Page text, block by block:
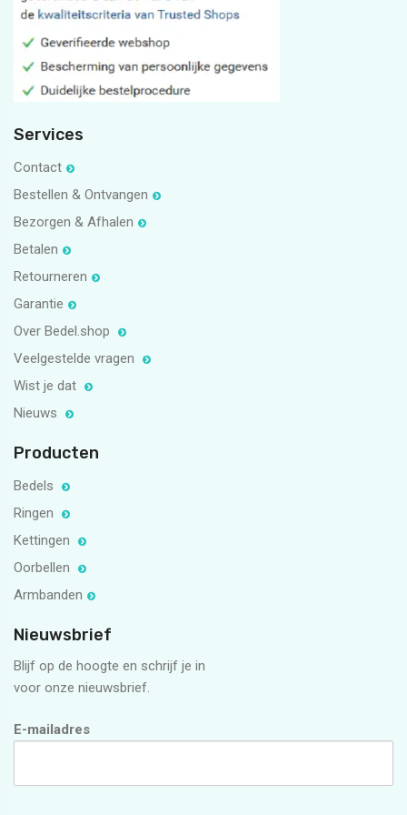
5
Services
Contact
Bestellen & Ontvangen
Bezorgen & Afhalen
Betalen
Retourneren
Garantie
Over Bedel.shop
Veelgestelde vragen
Wist je dat
Nieuws
Producten
Bedels
Ringen
Kettingen
Oorbellen
Armbanden
Nieuwsbrief
Blijf op de hoogte en schrijf je in
voor onze nieuwsbrief.
E-mailadres